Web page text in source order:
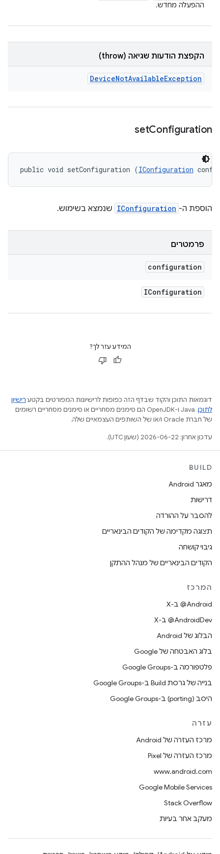
ההפעלה מחדש.
הקפצת הודעות שגיאה (throw)
DeviceNotAvailableException
setConfiguration
public void setConfiguration (IConfiguration
הוספת ה- IConfiguration שנמצא בשימוש.
פרמטרים
configuration
IConfiguration
המידע עזר לך?
דוגמאות התוכן והקוד שבדף הזה כפופות לרישיונות המפורטים בקטע רישיון
לתוכן
.‏ Java ו-OpenJDK הם סימנים מסחריים או סימנים מסחריים רשומים
של חברת Oracle ו/או של השותפים העצמאיים שלה.
עדכון אחרון: 2026-06-22 (שעון UTC).
BUILD
מאגר Android
דרישות
להסבר על ההורדה
תצוגה מקדימה של הקודים הבינאריים
גיבוי קושחה
הקודים הבינאריים של מנהל ההתקן
המרכז
‫‎@Android ב-X
‫‎@AndroidDev ב-X
הבלוג של Android
בלוג האבטחה של Google
פלטפורמה ב-Google Groups
בנייה של גרסת Build ב-Google Groups
היסב (porting) ב-Google Groups
עזרה
מרכז העזרה של Android
מרכז העזרה של Pixel
www.android.com
Google Mobile Services
Stack Overflow
מעקב אחר בעיות